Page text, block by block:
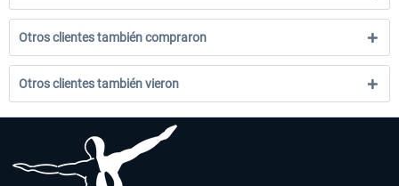
Otros clientes también compraron
Otros clientes también vieron